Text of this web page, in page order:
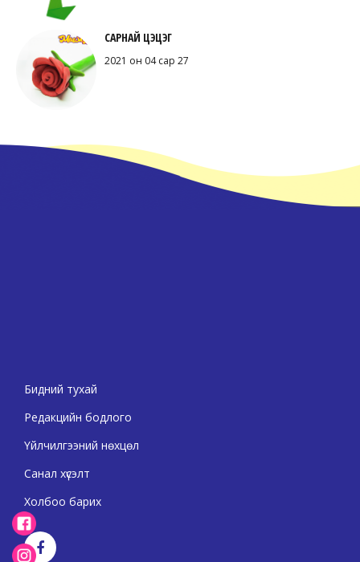
САРНАЙ ЦЭЦЭГ
2021 он 04 сар 27
Бидний тухай
Редакцийн бодлого
Үйлчилгээний нөхцөл
Санал хүсэлт
Холбоо барих